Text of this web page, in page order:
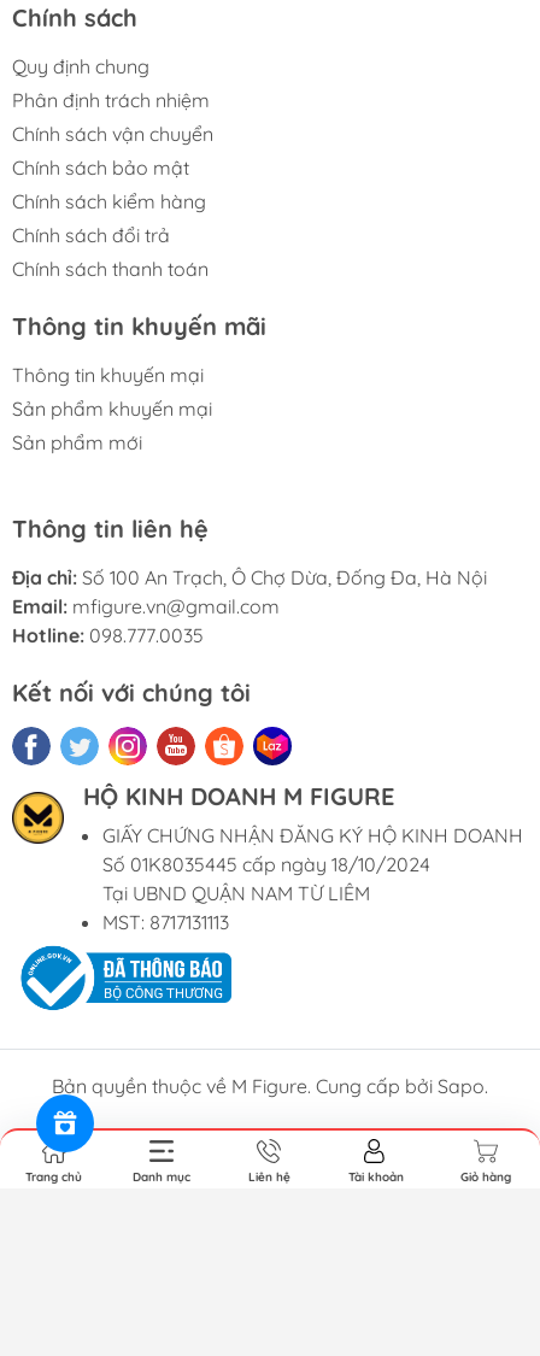
#figure #mo_hinh #mo_hinh_nhan_vat
#mo_hinh_chinh_hang #mo_hinh_figure
#figure_chinh_hang #mo_hinh_tinh #nendoroid
#gameprize #scalefigure #anigame
Chính sách
Quy định chung
Phân định trách nhiệm
Chính sách vận chuyển
Chính sách bảo mật
Chính sách kiểm hàng
Chính sách đổi trả
Chính sách thanh toán
Thông tin khuyến mãi
Thông tin khuyến mại
Sản phẩm khuyến mại
Sản phẩm mới
Thông tin liên hệ
Địa chỉ: Số 100 An Trạch, Ô Chợ Dừa, Đống Đa, Hà Nội
Email: mfigure.vn@gmail.com
Hotline: 098.777.0035
Kết nối với chúng tôi
HỘ KINH DOANH M FIGURE
GIẤY CHỨNG NHẬN ĐĂNG KÝ HỘ KINH DOANH
Số 01K8035445 cấp ngày 18/10/2024
Tại UBND QUẬN NAM TỪ LIÊM
MST: 8717131113
Bản quyền thuộc về M Figure. Cung cấp bởi Sapo.
Trang chủ Danh mục Liên hệ Tài khoản Giỏ hàng